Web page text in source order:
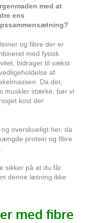
med at
ens
og fibre der er
med fysisk
bidrager til vækst
af
Da det,
muskler stærke, bør vi
kost der
overskueligt her, da
protein og fibre
sikker på at du får
denne løsning ikke
med fibre